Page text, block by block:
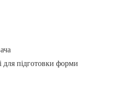
для підготовки форми